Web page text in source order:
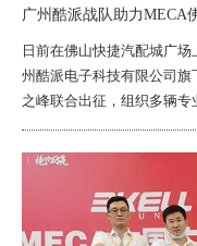
日前在佛山快捷汽配城广
州酷派电子科技有限公司
之峰联合出征，组织多辆专